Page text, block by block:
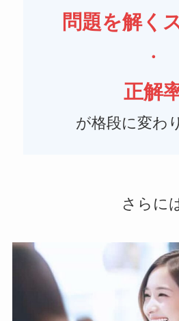
問題を解く
・
正解
が格段に変わ
さらに